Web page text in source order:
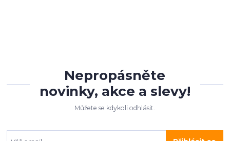
Nepropásněte
novinky, akce a slevy!
Můžete se kdykoli odhlásit.